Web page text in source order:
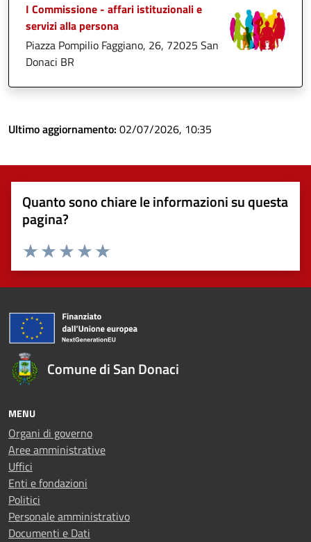
I Commissione - affari istituzionali e
servizi alla persona
Piazza Pompilio Faggiano, 26, 72025 San
Donaci BR
Ultimo aggiornamento: 02/07/2026, 10:35
Quanto sono chiare le informazioni su questa
pagina?
Valuta 5 stelle su 5
Valuta 4 stelle su 5
Valuta 3 stelle su 5
Valuta 2 stelle su 5
Valuta 1 stelle su 5
Comune di San Donaci
MENU
Organi di governo
Aree amministrative
Uffici
Enti e fondazioni
Politici
Personale amministrativo
Documenti e Dati